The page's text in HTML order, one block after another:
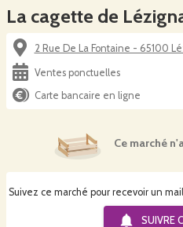
La cagette de
2 Rue De La Fontaine - 65100
Ventes ponctuelles
Carte bancaire en ligne
Ce marché
Suivez ce marché pour recevoir un
SUIVRE